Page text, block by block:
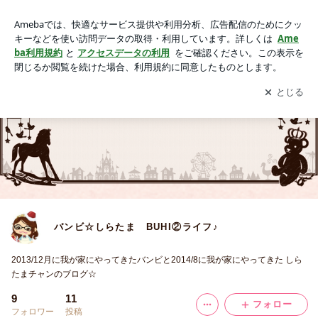
アプリをダウンロードして ブログの更新通知
を受け取りまし
ょう。
開く
バンビ☆しらたま BUHI②ライフ♪
2013/12月に我が家にやってきたバンビと2014/8に我が家にやってきた しら
たまチャンのブログ☆
9
フォロワー
11
投稿
フォロー